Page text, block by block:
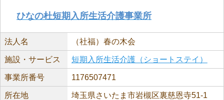
ひなの杜短期入所生活介護事業所
法人名 （社福）春の木会
施設・サービス 短期入所生活介護（ショートステイ）
事業所番号 1176507471
所在地 埼玉県さいたま市岩槻区裏慈恩寺51-1